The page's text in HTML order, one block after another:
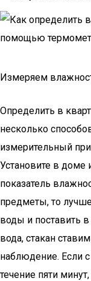
Измеряем
Определить в
несколько
измерительный
Установите в доме
показатель
предметы, то
воды и поставить
вода, стакан
наблюдение. Если
течение пяти